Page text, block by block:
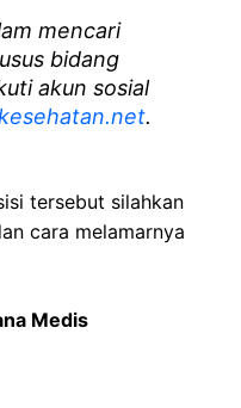
mencari
bidang
akun sosial
.
tersebut silahkan
cara melamarnya
Medis